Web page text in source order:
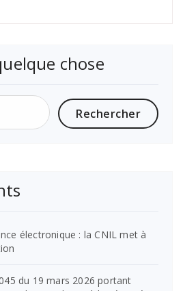
chose
électronique : la CNIL met à
du 19 mars 2026 portant